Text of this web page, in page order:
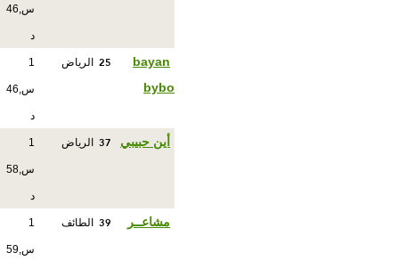
س,46
د
bayan
bybo
25 الرياض 1
س,46
د
أين حبيبي 37 الرياض 1
س,58
د
مشاعــر 39 الطائف 1
س,59